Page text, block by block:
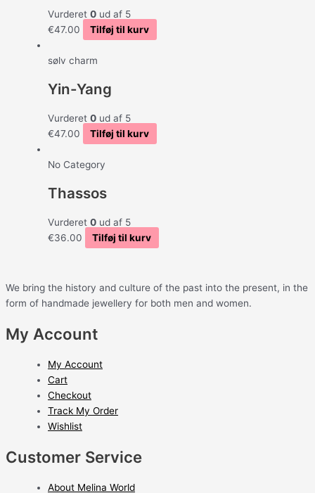
Vurderet 0 ud af 5
€47.00 Tilføj til kurv
sølv charm
Yin-Yang
Vurderet 0 ud af 5
€47.00 Tilføj til kurv
No Category
Thassos
Vurderet 0 ud af 5
€36.00 Tilføj til kurv
We bring the history and culture of the past into the present, in the
form of handmade jewellery for both men and women.
My Account
My Account
Cart
Checkout
Track My Order
Wishlist
Customer Service
About Melina World